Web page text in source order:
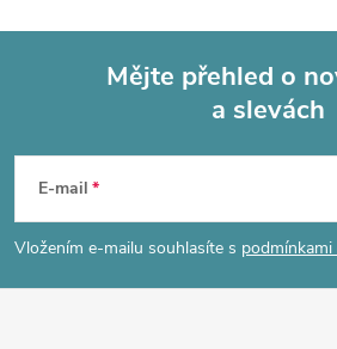
p
a
Mějte přehled o
a slevách
E-mail
Vložením e-mailu souhlasíte s